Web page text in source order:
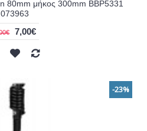
80mm μήκος 300mm BBP5331
073963
7,00€
-23%